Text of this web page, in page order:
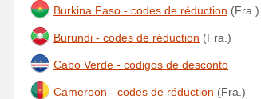
Burkina Faso - codes de réduction (Fra.)
Burundi - codes de réduction (Fra.)
Cabo Verde - códigos de desconto
Cameroon - codes de réduction (Fra.)